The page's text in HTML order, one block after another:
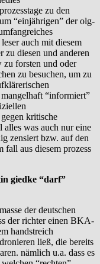
zu den
“einjährigen” der olg-
auch mit diesem
zu diesen und anderen
zu forsten und oder
zu besuchen, um zu
“informiert”
kritische
alles was auch nur eine
zensiert bzw. auf den
fall aus diesem prozess
giedke “darf”
der deutschen
der richter einen BKA-
handstreich
ließ, die bereits
nämlich u.a. dass es